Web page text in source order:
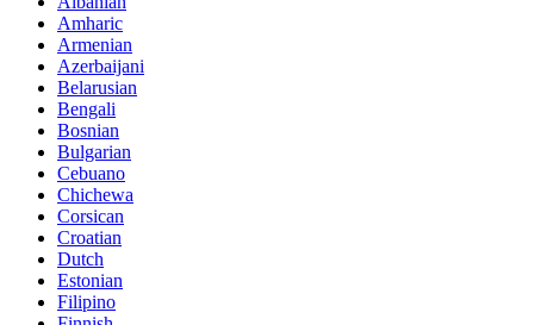
Amharic
Armenian
Azerbaijani
Belarusian
Bengali
Bosnian
Bulgarian
Cebuano
Chichewa
Corsican
Croatian
Dutch
Estonian
Filipino